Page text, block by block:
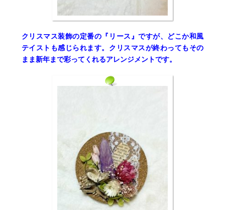
クリスマス装飾の定番の『リース』ですが、どこか和風
テイストも感じられます。クリスマスが終わってもその
まま新年まで彩ってくれるアレンジメントです。